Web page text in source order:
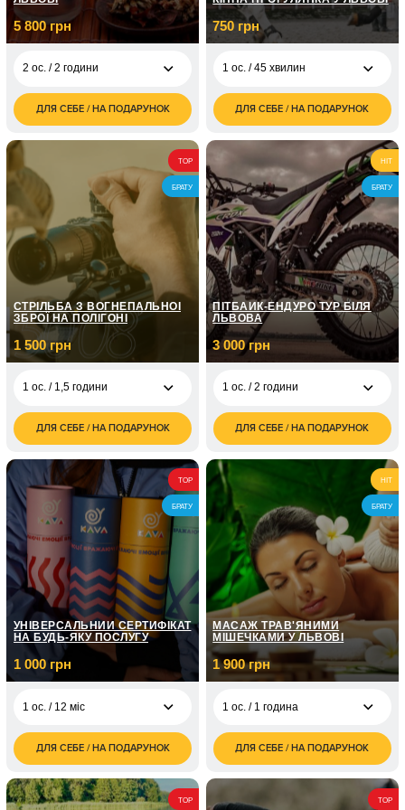
5 800 грн
2 ос. / 2 години
5 800
грн
1 700
грн
ДЛЯ СЕБЕ / НА ПОДАРУНОК
750 грн
1 ос. / 45 хвилин
750
грн
1 450
грн
3 ос. / 45 хвилин
2 250
грн
ДЛЯ СЕБЕ / НА ПОДАРУНОК
TOP
БРАТУ
СТРІЛЬБА З ВОГНЕПАЛЬНОЇ
ЗБРОЇ НА ПОЛІГОНІ
1 500 грн
1 ос. / 1,5 години
1 500
грн
1 ос. / Нарізний
карабін/1 година
2 500
грн
1 ос. / Високоточна
гвинтівка/1 година
2 500
грн
ДЛЯ СЕБЕ / НА ПОДАРУНОК
HIT
БРАТУ
ПІТБАЙК-ЕНДУРО ТУР БІЛЯ
ЛЬВОВА
3 000 грн
1 ос. / 2 години
3 000
грн
1 ос. / 1 година
2 000
грн
ДЛЯ СЕБЕ / НА ПОДАРУНОК
TOP
БРАТУ
УНІВЕРСАЛЬНИЙ СЕРТИФІКАТ
НА БУДЬ-ЯКУ ПОСЛУГУ
1 000 грн
1 ос. / 12 міс
1 000
грн
1 ос. / 12 міс
400
грн
ДЛЯ СЕБЕ / НА ПОДАРУНОК
HIT
БРАТУ
МАСАЖ ТРАВ'ЯНИМИ
МІШЕЧКАМИ У ЛЬВОВІ
1 900 грн
1 ос. / 1 година
1 900
грн
ДЛЯ СЕБЕ / НА ПОДАРУНОК
TOP TOP